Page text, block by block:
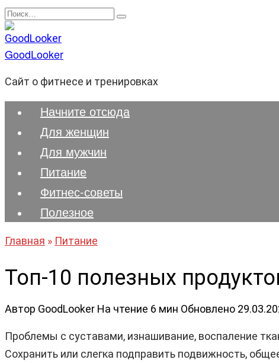
Перейти
к
содержанию
Search
for:
GoodLooker
Сайт о фитнесе и тренировках
Начните отсюда
Для женщин
Для мужчин
Питание
Фитнес-советы
Полезноe
Главная » Питание
Топ-10 полезных
Автор GoodLooker На чтение 6 мин Обновлено
Проблемы с суставами, изнашивание, воспаление
Сохранить или слегка подправить подвижность,